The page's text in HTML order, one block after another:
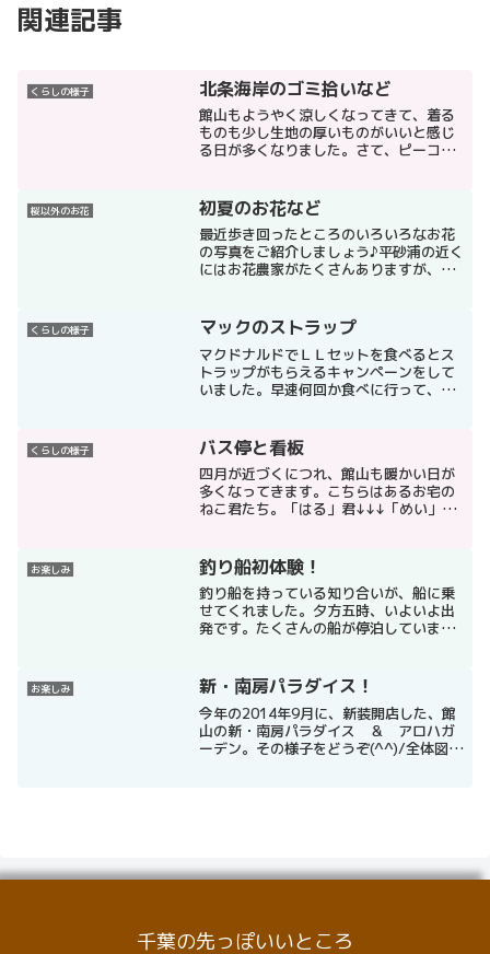
関連記事
くらしの様子 北条海岸のゴミ拾いなど
館山もようやく涼しくなってきて、着る
ものも少し生地の厚いものがいいと感じ
る日が多くなりました。さて、ピーコロ
う！"ということになっておりまして、夏
は暑くて夏バテでサボって...
桜以外のお花 初夏のお花など
最近歩き回ったところのいろいろなお花
の写真をご紹介しましょう♪平砂浦の近く
にはお花農家がたくさんありますが、そ
「レモン」というそうです。結構長持ち
しました(^^)こ...
くらしの様子 マックのストラップ
マクドナルドでＬＬセットを食べるとス
トラップがもらえるキャンペーンをして
いました。早速何回か食べに行って、何
回目はこれをもらいました。一番ほしか
ったものが二個も手に入り...
くらしの様子 バス停と看板
四月が近づくにつれ、館山も暖かい日が
多くなってきます。こちらはあるお宅の
ねこ君たち。「はる」君↓↓↓「めい」君
らは近所のバス停。なんと平日一日一本
しかきません。最...
お楽しみ 釣り船初体験！
釣り船を持っている知り合いが、船に乗
せてくれました。夕方五時、いよいよ出
発です。たくさんの船が停泊していま
面。5、6分で、水深15メートルくらいの
ポイントへ到着。釣り用の...
お楽しみ 新・南房パラダイス！
今年の2014年9月に、新装開店した、館
山の新・南房パラダイス ＆ アロハガ
ーデン。その様子をどうぞ(^^)/全体図入
千葉の先っぽいいところ